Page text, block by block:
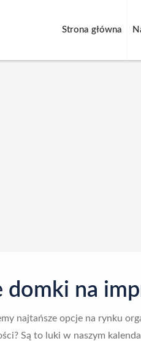
Strona główna
domki na
najtańsze opcje na rynku
Są to luki w naszym